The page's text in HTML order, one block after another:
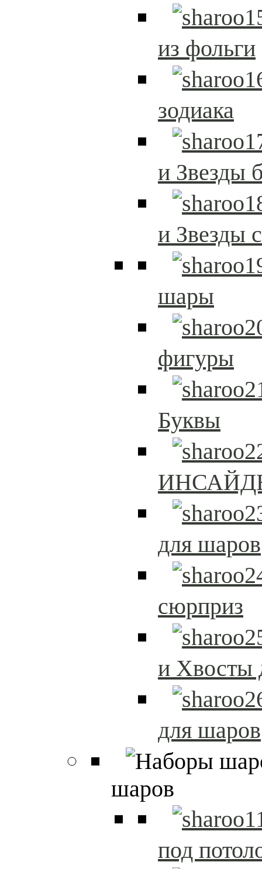
из фольги
зодиака
и Звезды
и Звезды
шары
фигуры
Буквы
для шаров
сюрприз
и Хвосты
для шаров
шаров
под